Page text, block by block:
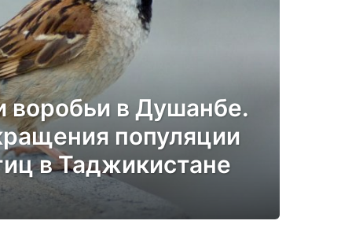
воробьи в Душанбе.
популяции
в Таджикистане